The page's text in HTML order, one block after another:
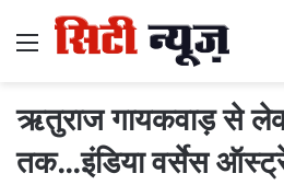
Menu
ऋतुराज गायकवाड़ से
तक…इंडिया वर्सेस